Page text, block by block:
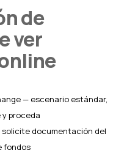
ver
proceda
fondos